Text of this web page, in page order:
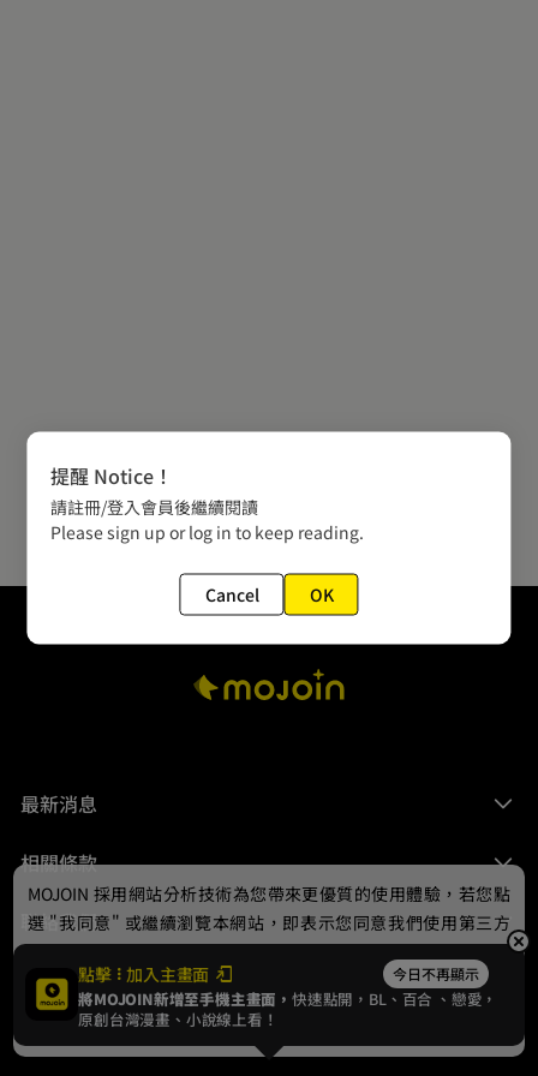
最新消息
相關條款
聯絡我們
© 2024 gamania Digital Entertainment Co., Ltd.
點擊 加入主畫面 今日不再顯示
將MOJOIN新增至手機主畫面，快速點開，BL、 百合 、戀愛，
原創台灣漫畫、小說線上看！
MOJOIN 採用網站分析技術為您帶來更優質的使用體驗，若您點
選 "我同意" 或繼續瀏覽本網站，即表示您同意我們使用第三方
Cookie，欲瞭解更多資訊請見隱私權政策。
我同意
提醒 Notice！
請註冊/登入會員後繼續閱讀
Please sign up or log in to keep reading.
Cancel OK